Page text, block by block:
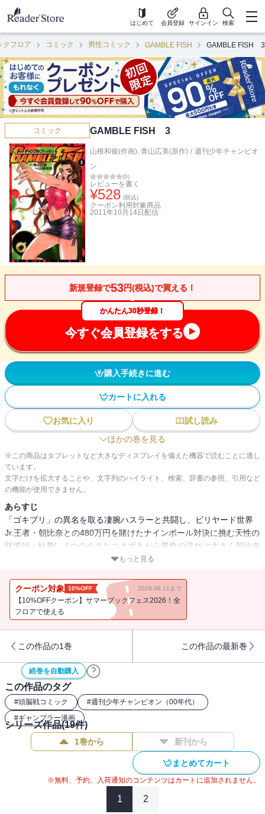
はじめて 会員登録 サインイン 検索
クフロア コミック 男性コミック GAMBLE FISH GAMBLE FISH 3
コミック GAMBLE FISH 3
山根和俊(作画), 青山広美(原作) / 週刊少年チャンピオ
ン
(0)
レビューを書く
¥528 (税込)
クーポン利用対象商品
2011年10月14日 配信
新規登録で53円(税込)で買える！
かんたん30秒登録！
今すぐ会員登録をする
購入手続きに進む
カートに入れる
お気に入り
試し読み
ほかの巻を見る
※この商品はタブレットなど大きなディスプレイを備えた機器で読むことに適し
ています。
文字だけを拡大することや、文字列のハイライト、検索、辞書の参照、引用など
の機能が使用できません。
あらすじ
「ゴキブリ」の異名を取る凄腕ハスラーと共闘し、ビリヤード世界
Jr.王者・朝比奈との480万円を賭けたナインボール対決に挑む天性の
賭博師・杜夢! 1つの小さなつまずきから勝負の流れは大きく朝比奈
に流れる!! ツキに見放された賭博師の秘策とは!?
もっと見る
クーポン対象 10%OFF 2026.08.11まで
【10%OFFクーポン】サマーブックフェス2026！全
フロアで使える
この作品の1巻 この作品の最新巻
続巻を自動購入
この作品のタグ
#頭脳戦コミック #週刊少年チャンピオン（00年代）
#ギャンブラー漫画
シリーズ作品(19件)
1巻から 新刊から
まとめてカート
※無料、予約、入荷通知のコンテンツはカートに追加されません。
1 2